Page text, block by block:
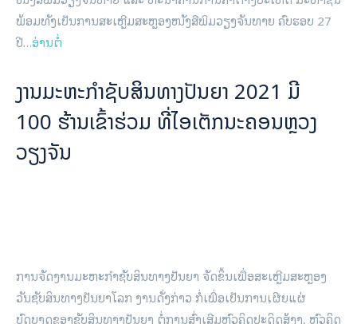
ພ້ອມທັງເປັນການສະເຫຼີມສະຫຼອງໜັງສືພິມວຽງຈັນທາຍ ຄົບຮອບ 27
ປີ…ອ່ານຕໍ່
ງານ​ມະຫະ​ກຳ​ຊັບ​ສິນ​ທາງ​ປັນຍາ 2021 ມີ
100 ຮ້ານເຂົ້າຮ່ວມ ທີ່ໄອເຕັກນະຄອນຫຼວງ
ວຽງຈັນ
ການ​ຈັດ​ງານ​ມະຫະ​ກຳ​ຊັບ​ສິນ​ທາງ​ປັນຍາ ຈັດຂຶ້ນເພື່ອສະເຫຼີມສະຫຼອງ​
ວັນ​ຊັບ​ສິນ​ທາງ​ປັນຍາ​ໂລກ ງານ​ດັ່ງກ່າວ ກໍ່ເພື່ອ​ເປັນ​ການ​ເຜີຍແຜ່
ບົດບາດ​ຂອງ​ຊັບ​ສິນ​ທາງ​ປັນຍາ ຕໍ່​ການ​ສົ່ງເສີມ​ຫົວຄິດ​ປະດິດ​ສ້າງ, ຫົວຄິດ​